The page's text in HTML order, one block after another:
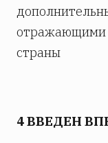
отражающими
страны
4 ВВЕДЕН